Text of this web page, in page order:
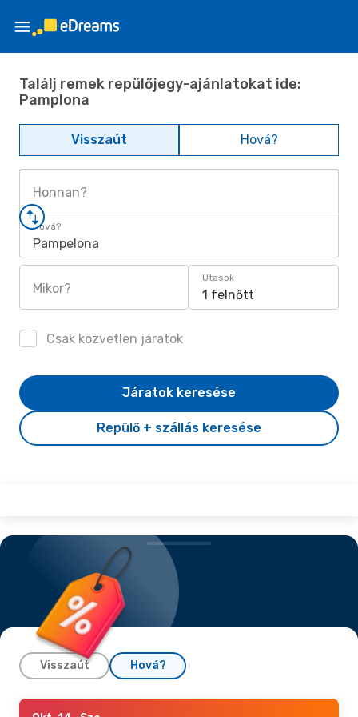
Találj remek repülőjegy-ajánlatokat ide:
Pamplona
Visszaút Hová?
Honnan?
Hová?
Pampelona
Mikor?
Utasok
1 felnőtt
Csak közvetlen járatok
Repülő + szállás keresése
Járatok keresése
Visszaút Hová?